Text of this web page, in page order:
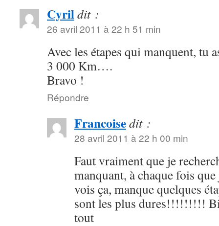
Cyrildit :
26 avril 2011 à 22 h 51 min
Avec les étapes qui manquent, tu
3 000 Km….
Bravo !
Répondre
Francoisedit :
28 avril 2011 à 22 h 00 min
Faut vraiment que je
manquant, à chaque fois
vois ça, manque quelques
sont les plus dures!!!!!!!!!
tout